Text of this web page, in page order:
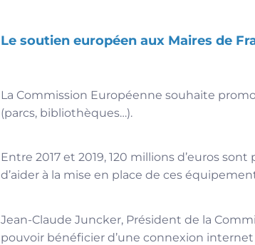
Le soutien européen aux Maires de
La Commission Européenne souhaite
(parcs, bibliothèques…).
Entre 2017 et 2019, 120 millions d’euros
d’aider à la mise en place de ces
Jean-Claude Juncker, Président de la
pouvoir bénéficier d’une connexion